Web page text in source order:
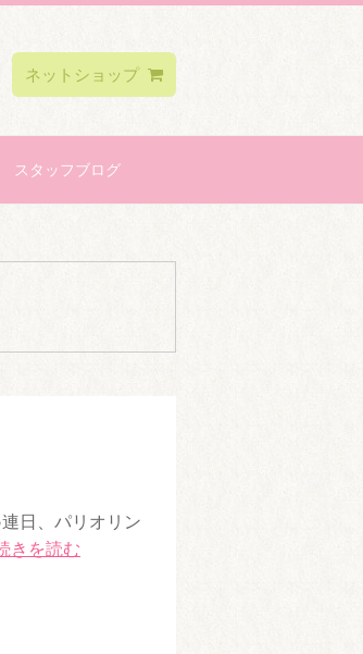
ネットショップ
スタッフブログ
日、パリオリン
きを読む